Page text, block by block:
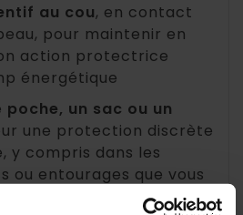
au cou, en contact
pour maintenir en
action protectrice
énergétique
poche, un sac ou un
une protection discrète
y compris dans les
ou entourages que vous
pesants